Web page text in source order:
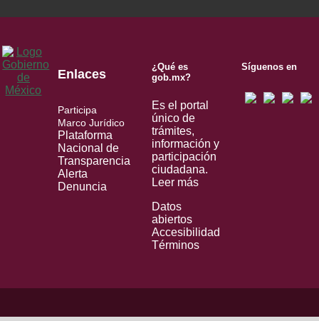
Enlaces
Participa
Marco Jurídico
Plataforma
Nacional de
Transparencia
Alerta
Denuncia
¿Qué es
gob.mx?
Es el portal
único de
trámites,
información y
participación
ciudadana.
Leer más
Datos
abiertos
Accesibilidad
Términos
Síguenos en